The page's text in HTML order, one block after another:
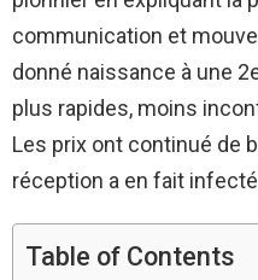
communication et
donné naissance à une
plus rapides, moins
Les prix ont continué de
réception a en fait
Table of Contents